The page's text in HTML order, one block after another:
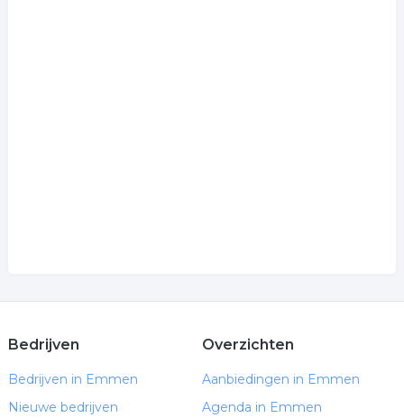
Bedrijven
Bedrijven in Emmen
Nieuwe bedrijven
Overzichten
Aanbiedingen in Emmen
Agenda in Emmen